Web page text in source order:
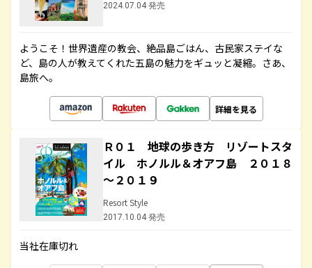
2024.07.04 発売
ようこそ！世界遺産の教会、絶品島ごはん、古民家ステイな
ど、島の人が教えてくれた五島の魅力をギュッと凝縮。さあ、
島旅へ。
詳細を見る
Ｒ０１ 地球の歩き方 リゾートスタ
イル ホノルル＆オアフ島 ２０１８
～２０１９
Resort Style
2017.10.04 発売
当社在庫切れ